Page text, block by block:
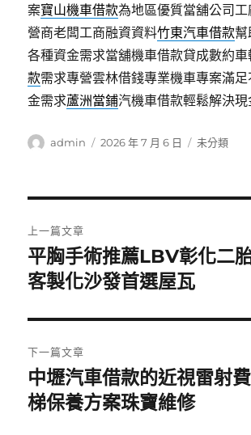
案寶山機車借款為地區優質當舖公司
營商老闆工商融資資料竹東汽車借款
各種資金需求當舖機車借款貸成數約車
款需求專營雲林借錢專業機車專案滿
金需求蘆洲當鋪汽機車借款輕鬆解決現
作
admin
發
2026 年 7 月 6 日
分
未分類
章
導
覽
上一篇文章
上
一
文
章:
平胸手術推薦LBV彰化二
客製化沙發首選屋瓦
下一篇文章
下
一
中壢汽車借款的近視雷射
梯保養方案珠寶維修